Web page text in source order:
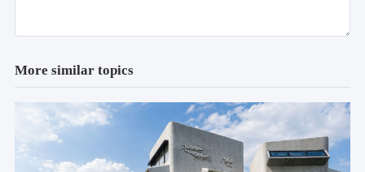
More similar topics